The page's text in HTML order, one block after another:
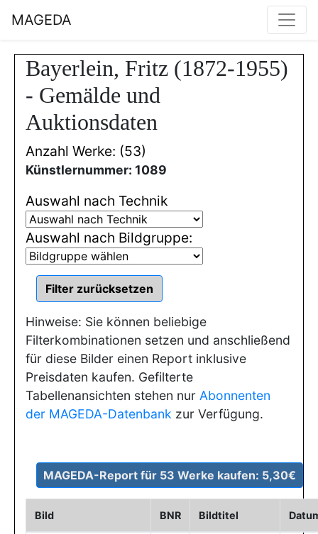
MAGEDA
Bayerlein, Fritz (1872-1955)
- Gemälde und
Auktionsdaten
Anzahl Werke: (53)
Künstlernummer: 1089
Auswahl nach Technik
Auswahl nach Bildgruppe:
Hinweise: Sie können beliebige
Filterkombinationen setzen und anschließend
für diese Bilder einen Report inklusive
Preisdaten kaufen. Gefilterte
Tabellenansichten stehen nur Abonnenten
der MAGEDA-Datenbank zur Verfügung.
Bild BNR Bildtitel